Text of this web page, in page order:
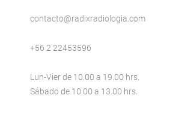
contacto@radixradiologia.com
+56 2 22453596
Lun-Vier de 10.00 a 19.00 hrs.
Sábado de 10.00 a 13.00 hrs.